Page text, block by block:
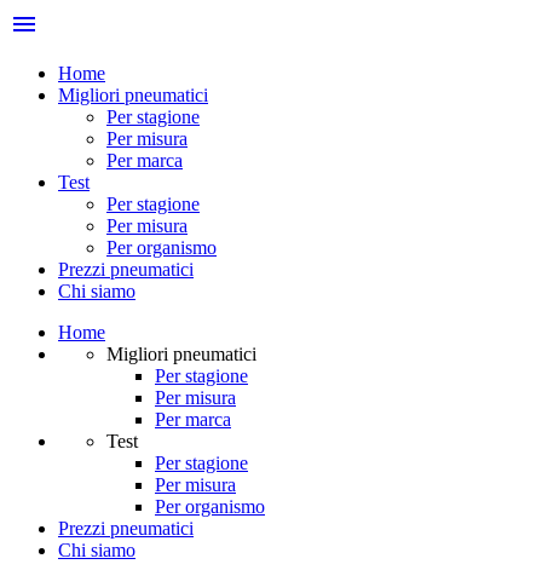
menu
Home
Migliori pneumatici
Per stagione
Per misura
Per marca
Test
Per stagione
Per misura
Per organismo
Prezzi pneumatici
Chi siamo
Home
Migliori pneumatici
Per stagione
Per misura
Per marca
Test
Per stagione
Per misura
Per organismo
Prezzi pneumatici
Chi siamo